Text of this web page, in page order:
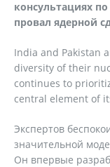
консультациях
провал ядерной
India and Pakistan
diversity of their
continues to
central element of
Экспертов
значительной
Он впервые